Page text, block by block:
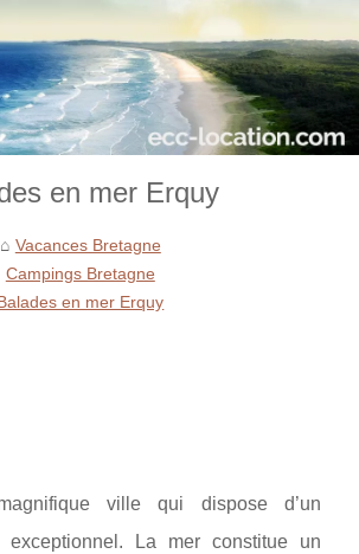
en mer Erquy
Vacances Bretagne
Campings Bretagne
en mer Erquy
ville qui dispose d’un
exceptionnel. La mer constitue un